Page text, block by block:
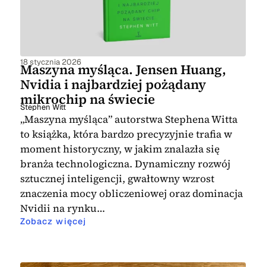
18 stycznia 2026
Maszyna myśląca. Jensen Huang,
Nvidia i najbardziej pożądany
mikrochip na świecie
Stephen Witt
„Maszyna myśląca” autorstwa Stephena Witta
to książka, która bardzo precyzyjnie trafia w
moment historyczny, w jakim znalazła się
branża technologiczna. Dynamiczny rozwój
sztucznej inteligencji, gwałtowny wzrost
znaczenia mocy obliczeniowej oraz dominacja
Nvidii na rynku…
Zobacz więcej